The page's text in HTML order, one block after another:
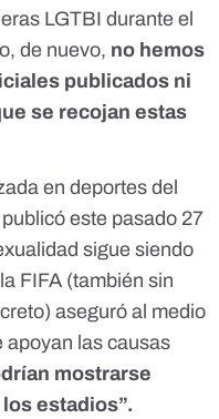
LGTBI durante el
de nuevo, no hemos
publicados ni
se recojan estas
en deportes del
publicó este pasado 27
sigue siendo
FIFA (también sin
aseguró al medio
apoyan las causas
mostrarse
estadios”.